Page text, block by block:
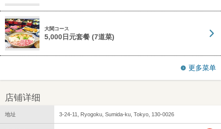
大関コース
5,000日元套餐 (7道菜)
更多菜单
店铺详细
地址 3-24-11, Ryogoku, Sumida-ku, Tokyo, 130-0026